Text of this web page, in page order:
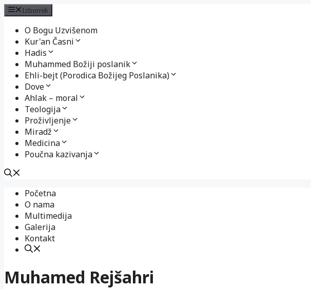
Izbornik
O Bogu Uzvišenom
Kur'an Časni
Hadis
Muhammed Božiji poslanik
Ehli-bejt (Porodica Božijeg Poslanika)
Dove
Ahlak – moral
Teologija
Proživljenje
Miradž
Medicina
Poučna kazivanja
sadržaj
Početna
O nama
Multimedija
Galerija
Kontakt
Muhamed Rejšahri